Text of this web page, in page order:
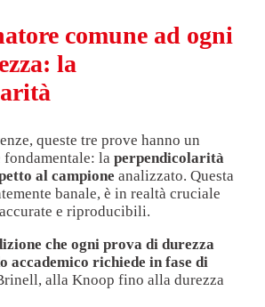
comune ad ogni
la
queste tre prove hanno un
la perpendicolarità
al campione analizzato. Questa
banale, è in realtà cruciale
e riproducibili.
che ogni prova di durezza
accademico richiede in fase di
alla Knoop fino alla durezza